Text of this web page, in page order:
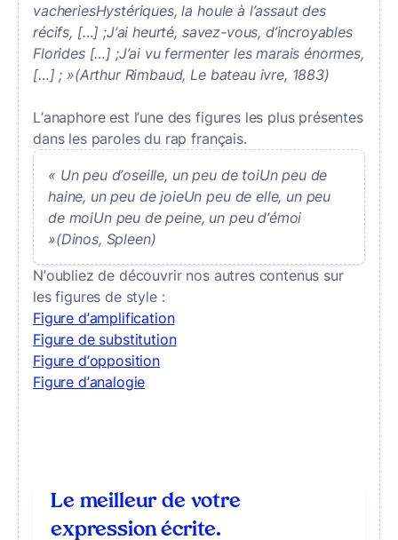
vacheriesHystériques, la houle à l’assaut des
récifs, […] ;J’ai heurté, savez-vous, d’incroyables
Florides […] ;J’ai vu fermenter les marais énormes,
[…] ; »(Arthur Rimbaud, Le bateau ivre, 1883)
L’anaphore est l’une des figures les plus présentes
dans les paroles du rap français.
« Un peu d’oseille, un peu de toiUn peu de
haine, un peu de joieUn peu de elle, un peu
de moiUn peu de peine, un peu d’émoi
»(Dinos, Spleen)
N’oubliez de découvrir nos autres contenus sur
les figures de style :
Figure d’amplification
Figure de substitution
Figure d’opposition
Figure d’analogie
Le meilleur de votre
expression écrite.